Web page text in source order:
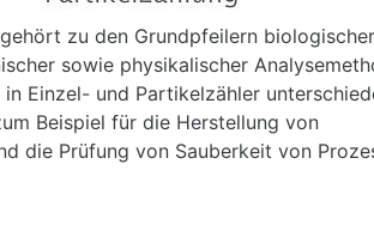
zu den Grundpfeilern
sowie physikalischer
Einzel- und Partikelzähler
Beispiel für die Herstellung von
die Prüfung von Sauberkeit von